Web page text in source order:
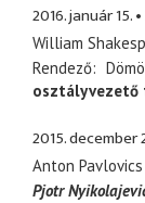
2016. január 15.
William
Rendező
osztályvezető
2015. december
Anton
Pjotr